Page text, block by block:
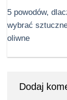
5 powodów,
wybrać
oliwne
Dodaj